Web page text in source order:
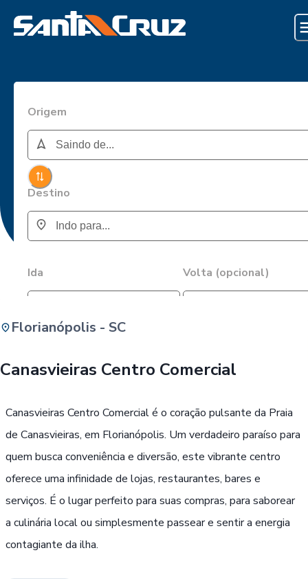
Origem
Destino
Ida Volta (opcional)
Florianópolis - SC
Canasvieiras Centro Comercial
Canasvieiras Centro Comercial é o coração pulsante da Praia
de Canasvieiras, em Florianópolis. Um verdadeiro paraíso para
quem busca conveniência e diversão, este vibrante centro
oferece uma infinidade de lojas, restaurantes, bares e
serviços. É o lugar perfeito para suas compras, para saborear
a culinária local ou simplesmente passear e sentir a energia
contagiante da ilha.